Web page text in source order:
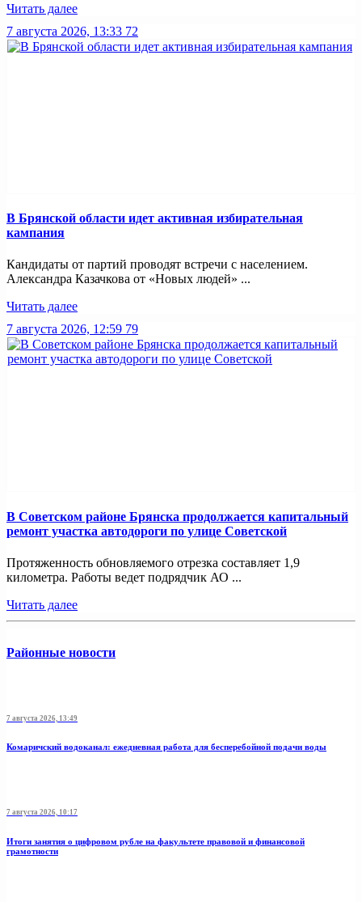
Читать далее
7 августа 2026, 13:33 72
В Брянской области идет активная избирательная
кампания
Кандидаты от партий проводят встречи с населением.
Александра Казачкова от «Новых людей» ...
Читать далее
7 августа 2026, 12:59 79
В Советском районе Брянска продолжается капитальный
ремонт участка автодороги по улице Советской
Протяженность обновляемого отрезка составляет 1,9
километра. Работы ведет подрядчик АО ...
Читать далее
Районные новости
7 августа 2026, 13:49
Комаричский водоканал: ежедневная работа для бесперебойной подачи воды
7 августа 2026, 10:17
Итоги занятия о цифровом рубле на факультете правовой и финансовой
грамотности